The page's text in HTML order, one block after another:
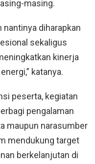
masing.
nantinya diharapkan
sekaligus
kinerja
katanya.
peserta, kegiatan
pengalaman
maupun narasumber
mendukung target
berkelanjutan di